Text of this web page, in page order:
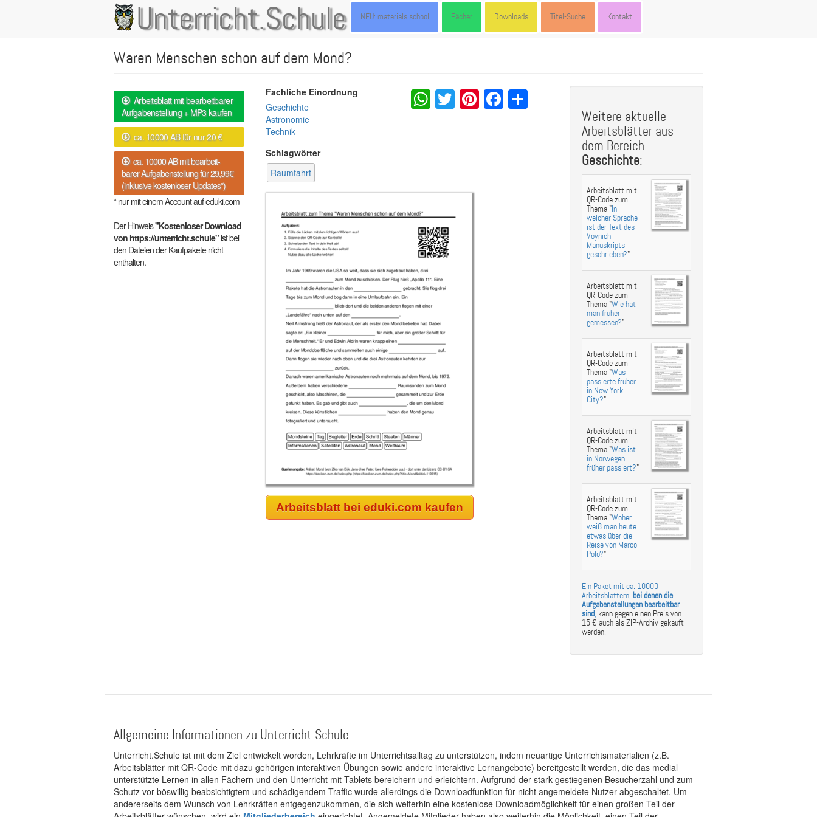
Unterricht.Schule
Main
navigation
NEU: materials.school Fächer Downloads Titel-Suche Kontakt
Waren Menschen schon auf dem Mond?
Arbeitsblatt mit bearbeitbarer
Aufgabenstellung + MP3 kaufen
ca. 10000 AB für nur 20 €
ca. 10000 AB mit bearbeit-
barer Aufgabenstellung für 29,99€
(inklusive kostenloser Updates*)
* nur mit einem Account auf eduki.com
Der Hinweis"Kostenloser Download
von https://unterricht.schule"ist bei
den Dateien der Kaufpakete nicht
enthalten.
Fachliche Einordnung
Geschichte
Astronomie
Technik
Schlagwörter
Raumfahrt
WhatsApp
Twitter
Pinterest
Facebook
Share
Arbeitsblatt bei eduki.com kaufen
Weitere aktuelle
Arbeitsblätter aus
dem Bereich
Geschichte:
Arbeitsblatt mit
QR-Code zum
Thema "In
welcher Sprache
ist der Text des
Voynich-
Manuskripts
geschrieben?"
Arbeitsblatt mit
QR-Code zum
Thema "Wie hat
man früher
gemessen?"
Arbeitsblatt mit
QR-Code zum
Thema "Was
passierte früher
in New York
City?"
Arbeitsblatt mit
QR-Code zum
Thema "Was ist
in Norwegen
früher passiert?"
Arbeitsblatt mit
QR-Code zum
Thema "Woher
weiß man heute
etwas über die
Reise von Marco
Polo?"
Ein Paket mit ca. 10000
Arbeitsblättern, bei denen die
Aufgabenstellungen bearbeitbar
sind, kann gegen einen Preis von
15 € auch als ZIP-Archiv gekauft
werden.
Allgemeine Informationen zu Unterricht.Schule
Unterricht.Schule ist mit dem Ziel entwickelt worden, Lehrkräfte im Unterrichtsalltag zu unterstützen, indem neuartige Unterrichtsmaterialien (z.B.
Arbeitsblätter mit QR-Code mit dazu gehörigen interaktiven Übungen sowie andere interaktive Lernangebote) bereitgestellt werden, die das medial
unterstützte Lernen in allen Fächern und den Unterricht mit Tablets bereichern und erleichtern. Aufgrund der stark gestiegenen Besucherzahl und zum
Schutz vor böswillig beabsichtigtem und schädigendem Traffic wurde allerdings die Downloadfunktion für nicht angemeldete Nutzer abgeschaltet. Um
andererseits dem Wunsch von Lehrkräften entgegenzukommen, die sich weiterhin eine kostenlose Downloadmöglichkeit für einen großen Teil der